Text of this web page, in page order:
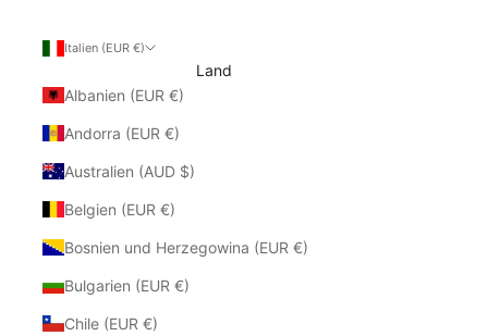
Italien (EUR €)
Land
Albanien (EUR €)
Andorra (EUR €)
Australien (AUD $)
Belgien (EUR €)
Bosnien und Herzegowina (EUR €)
Bulgarien (EUR €)
Chile (EUR €)